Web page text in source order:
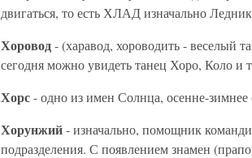
двигаться, то есть ХЛАД изначально
Хоровод- (харавод, хороводить - веселый
сегодня можно увидеть танец Хоро, Коло и
Хорс- одно из имен Солнца, осенне-зимнее
Хорунжий- изначально, помощник
подразделения. С появлением знамен